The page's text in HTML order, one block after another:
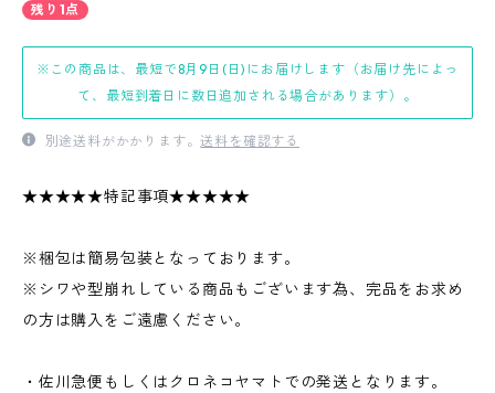
残り1点
※この商品は、最短で8月9日(日)にお届けします（お届け先によっ
て、最短到着日に数日追加される場合があります）。
別途送料がかかります。送料を確認する
★★★★★特記事項★★★★★
※梱包は簡易包装となっております。
※シワや型崩れしている商品もございます為、完品をお求め
の方は購入をご遠慮ください。
・佐川急便もしくはクロネコヤマトでの発送となります。